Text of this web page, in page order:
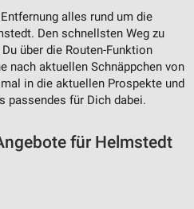
alles rund um die
Den schnellsten Weg zu
über die Routen-Funktion
nach aktuellen Schnäppchen von
in die aktuellen Prospekte und
passendes für Dich dabei.
für Helmstedt
Informationen
zur Auswahl von
Auswahl